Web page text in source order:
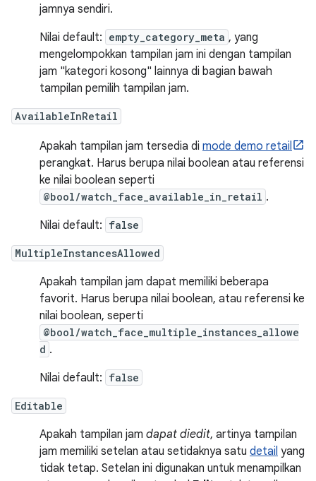
jamnya sendiri.
Nilai default: empty_category_meta , yang
mengelompokkan tampilan jam ini dengan tampilan
jam "kategori kosong" lainnya di bagian bawah
tampilan pemilih tampilan jam.
AvailableInRetail
Apakah tampilan jam tersedia di mode demo retail
perangkat. Harus berupa nilai boolean atau referensi
ke nilai boolean seperti
@bool/watch_face_available_in_retail .
Nilai default: false
MultipleInstancesAllowed
Apakah tampilan jam dapat memiliki beberapa
favorit. Harus berupa nilai boolean, atau referensi ke
nilai boolean, seperti
@bool/watch_face_multiple_instances_allowe
d .
Nilai default: false
Editable
Apakah tampilan jam dapat diedit, artinya tampilan
jam memiliki setelan atau setidaknya satu detail yang
tidak tetap. Setelan ini digunakan untuk menampilkan